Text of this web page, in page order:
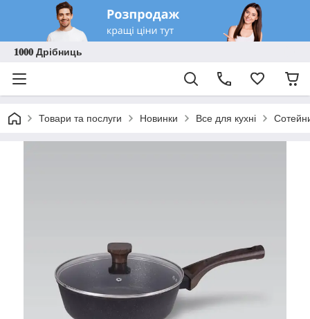
𝟏𝟎𝟎𝟎 Дрібниць
Товари та послуги Новинки Все для кухні